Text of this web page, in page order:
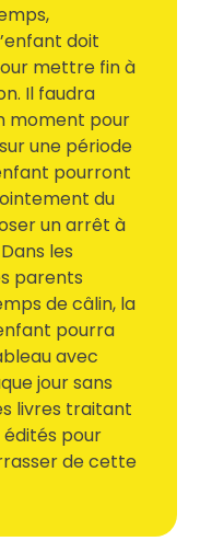
doit
mettre fin à
Il faudra
moment pour
une période
pourront
du
un arrêt à
les
parents
de câlin, la
pourra
avec
jour sans
livres traitant
pour
de cette